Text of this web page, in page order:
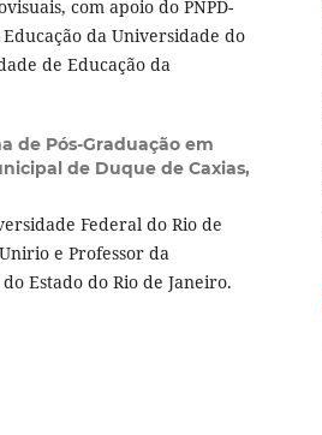
com apoio do PNPD-
Educação da Universidade do
de Educação da
de Pós-Graduação em
de Duque de Caxias,
Federal do Rio de
e Professor da
Estado do Rio de Janeiro.